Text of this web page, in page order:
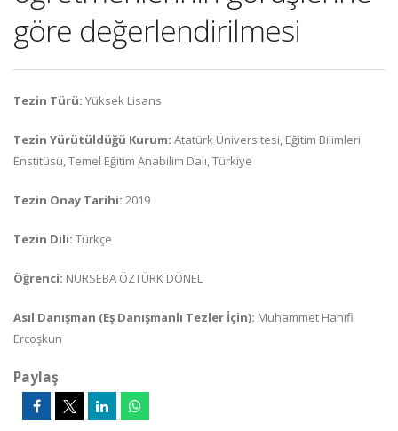
göre değerlendirilmesi
Tezin Türü: Yüksek Lisans
Tezin Yürütüldüğü Kurum: Atatürk Üniversitesi, Eğitim Bilimleri
Enstitüsü, Temel Eğitim Anabilim Dalı, Türkiye
Tezin Onay Tarihi: 2019
Tezin Dili: Türkçe
Öğrenci: NURSEBA ÖZTÜRK DÖNEL
Asıl Danışman (Eş Danışmanlı Tezler İçin): Muhammet Hanifi
Ercoşkun
Paylaş